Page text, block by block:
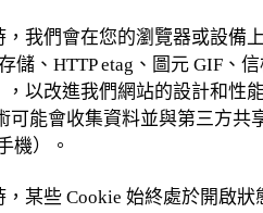
我們會在您的瀏覽器或設備
儲、HTTP etag、圖元 GIF、
，以改進我們網站的設計和
可能會收集資料並與第三方
機）。
某些 Cookie 始終處於開啟